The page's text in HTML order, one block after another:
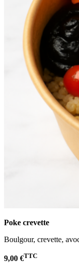
Poke crevette
Boulgour, crevette,
9,00 €TTC